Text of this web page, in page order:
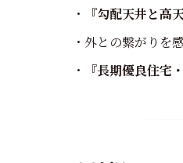
・
『勾配天井と高
・外との繋がりを
・
『長期優良住宅